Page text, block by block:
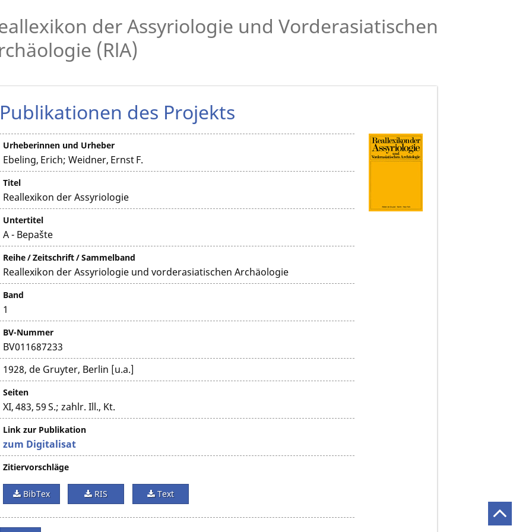
der Assyriologie und Vorderasiatischen
(RlA)
Publikationen des Projekts
Urheberinnen und Urheber
Ebeling, Erich; Weidner, Ernst F.
Titel
Reallexikon der Assyriologie
Untertitel
A - Bepašte
Reihe / Zeitschrift / Sammelband
Reallexikon der Assyriologie und vorderasiatischen Archäologie
Band
1
BV-Nummer
BV011687233
1928, de Gruyter, Berlin [u.a.]
Seiten
XI, 483, 59 S.; zahlr. Ill., Kt.
Link zur Publikation
zum Digitalisat
Zitiervorschläge
BibTex RIS Text